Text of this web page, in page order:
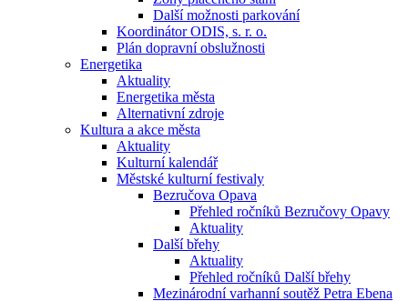
Další možnosti parkování
Koordinátor ODIS, s. r. o.
Plán dopravní obslužnosti
Energetika
Aktuality
Energetika města
Alternativní zdroje
Kultura a akce města
Aktuality
Kulturní kalendář
Městské kulturní festivaly
Bezručova Opava
Přehled ročníků Bezručovy Opavy
Aktuality
Další břehy
Aktuality
Přehled ročníků Další břehy
Mezinárodní varhanní soutěž Petra Ebena